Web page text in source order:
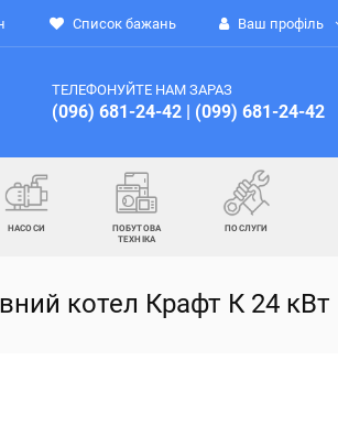
Список бажань Ваш профіль
ТЕЛЕФОНУЙТЕ НАМ ЗАРАЗ
(096) 681-24-42 | (099) 681-24-42
НАСОСИ
ПОБУТОВА
ТЕХНІКА
ПОСЛУГИ
котел Крафт К 24 кВт